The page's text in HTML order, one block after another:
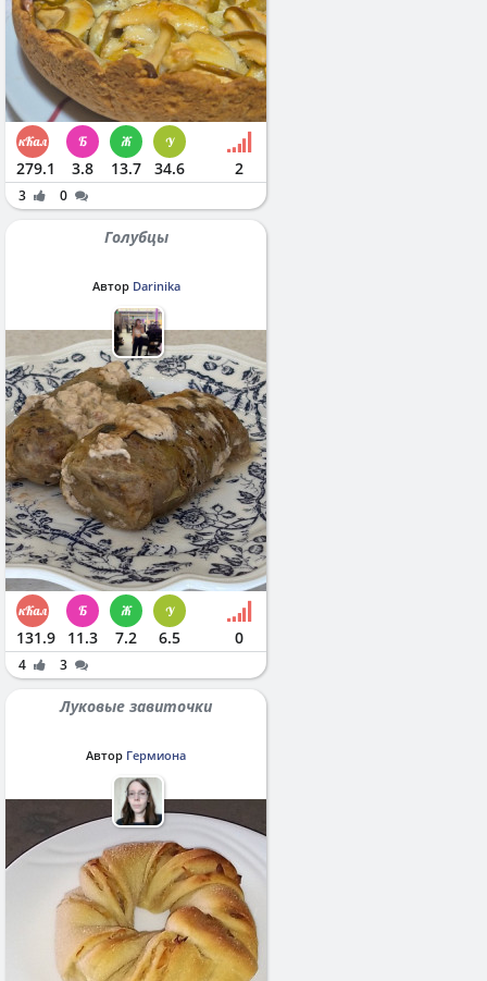
279.1 3.8 13.7 34.6 2
3 0
Голубцы
Автор Darinika
131.9 11.3 7.2 6.5 0
4 3
Луковые завиточки
Автор Гермиона